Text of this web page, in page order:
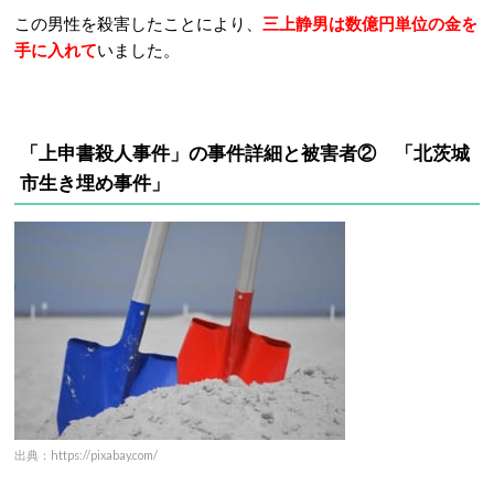
この男性を殺害したことにより、 三上静男は数億円単位の金を
手に入れていました。
「上申書殺人事件」の事件詳細と被害者② 「北茨城
市生き埋め事件」
出典：https://pixabay.com/